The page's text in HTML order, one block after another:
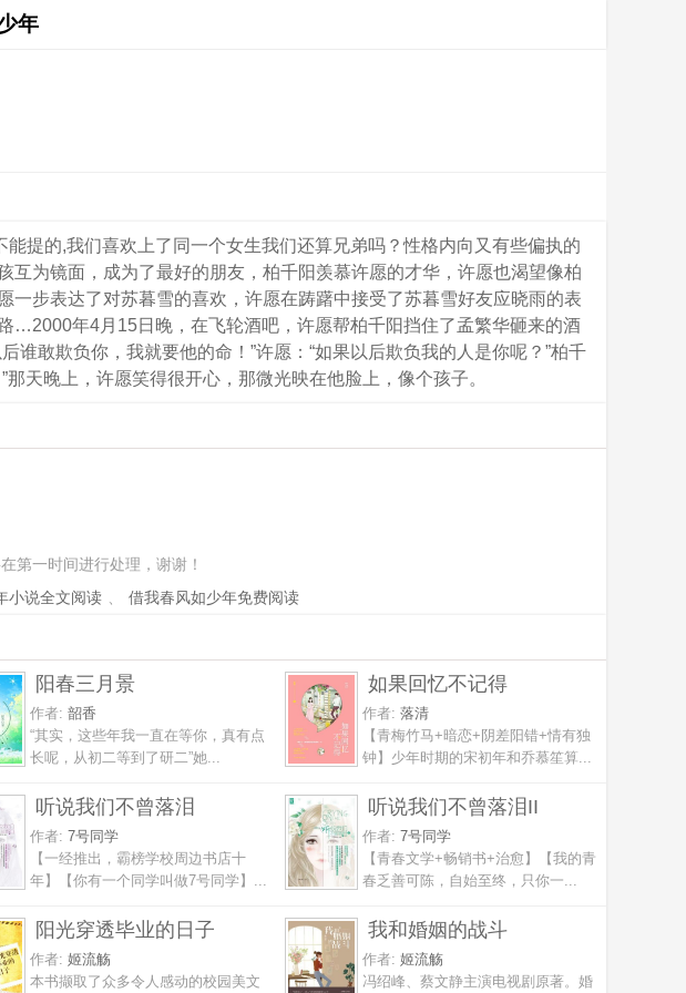
年
提的,我们喜欢上了同一个女生我们还算兄弟吗？性格内向又有些偏执的
为镜面，成为了最好的朋友，柏千阳羡慕许愿的才华，许愿也渴望像柏
步表达了对苏暮雪的喜欢，许愿在踌躇中接受了苏暮雪好友应晓雨的表
年4月15日晚，在飞轮酒吧，许愿帮柏千阳挡住了孟繁华砸来的酒
敢欺负你，我就要他的命！”许愿：“如果以后欺负我的人是你呢？”柏千
天晚上，许愿笑得很开心，那微光映在他脸上，像个孩子。
第一时间进行处理，谢谢！
小说全文阅读 、 借我春风如少年免费阅读
阳春三月景
作者: 韶香
“其实，这些年我一直在等你，真有点
长呢，从初二等到了研二”她...
如果回忆不记得
作者: 落清
【青梅竹马+暗恋+阴差阳错+情有独
钟】少年时期的宋初年和乔慕笙算...
听说我们不曾落泪
作者: 7号同学
【一经推出，霸榜学校周边书店十
年】【你有一个同学叫做7号同学】...
听说我们不曾落泪II
作者: 7号同学
【青春文学+畅销书+治愈】【我的青
春乏善可陈，自始至终，只你一...
阳光穿透毕业的日子
作者: 姬流觞
本书撷取了众多令人感动的校园美文
我和婚姻的战斗
作者: 姬流觞
冯绍峰、蔡文静主演电视剧原著。婚